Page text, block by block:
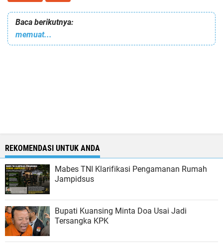
Baca berikutnya:
memuat...
REKOMENDASI UNTUK ANDA
Mabes TNI Klarifikasi Pengamanan Rumah
Jampidsus
Bupati Kuansing Minta Doa Usai Jadi
Tersangka KPK